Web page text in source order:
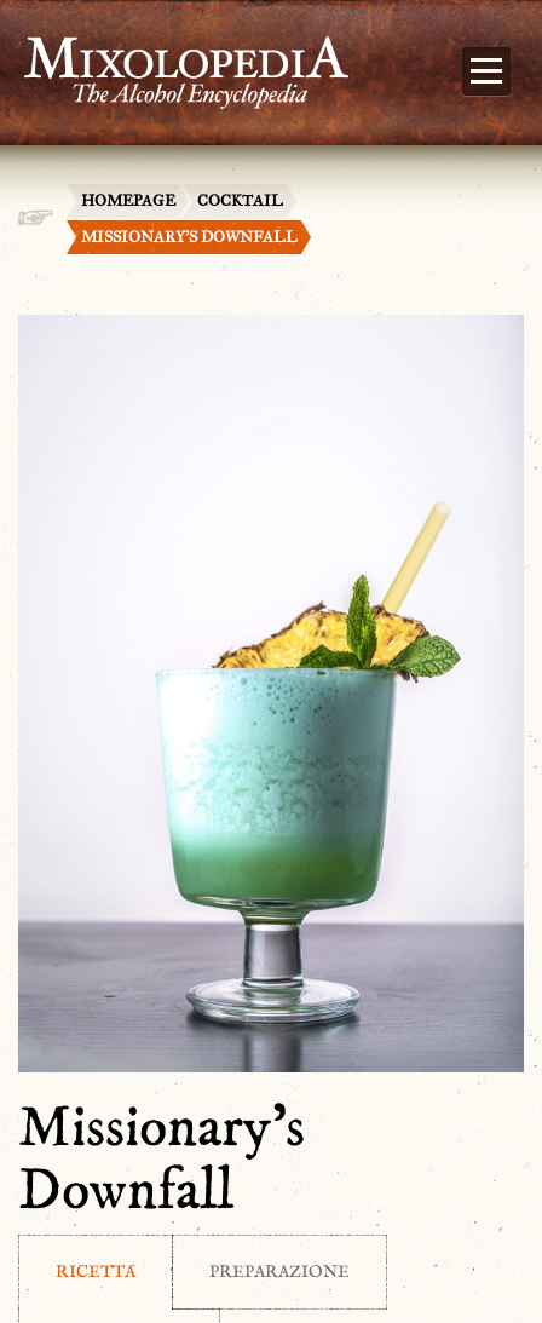
HOMEPAGE
COCKTAIL
MISSIONARY’S DOWNFALL
Missionary’s
Downfall
RICETTA PREPARAZIONE